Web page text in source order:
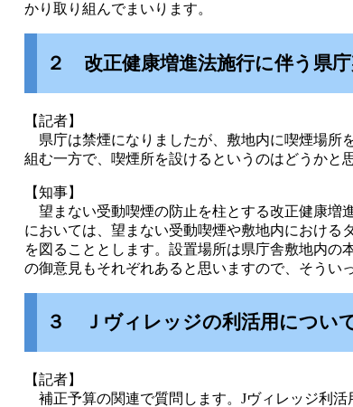
かり取り組んでまいります。
２ 改正健康増進法施行に伴う県
【記者】
県庁は禁煙になりましたが、敷地内に喫煙場所
組む一方で、喫煙所を設けるというのはどうかと
【知事】
望まない受動喫煙の防止を柱とする改正健康増
においては、望まない受動喫煙や敷地内における
を図ることとします。設置場所は県庁舎敷地内
の御意見もそれぞれあると思いますので、そうい
３ Ｊヴィレッジの利活用につい
【記者】
補正予算の関連で質問します。Jヴィレッジ利